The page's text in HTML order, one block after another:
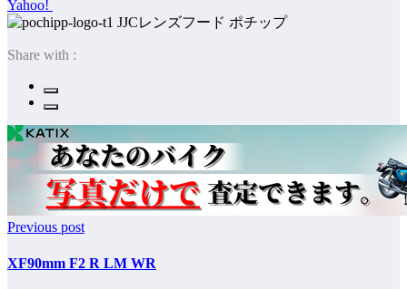
Yahoo!
ポチップ
Share with :
Previous post
XF90mm F2 R LM WR